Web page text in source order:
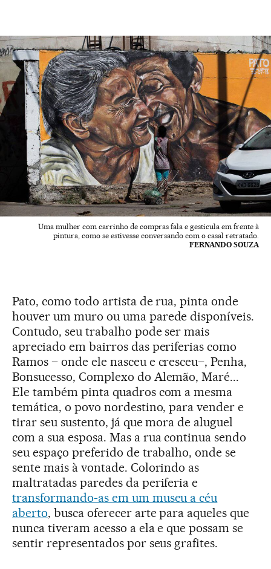
Uma mulher com carrinho de compras fala e gesticula em frente à
pintura, como se estivesse conversando com o casal retratado.
FERNANDO SOUZA
Pato, como todo artista de rua, pinta onde
houver um muro ou uma parede disponíveis.
Contudo, seu trabalho pode ser mais
apreciado em bairros das periferias como
Ramos – onde ele nasceu e cresceu–, Penha,
Bonsucesso, Complexo do Alemão, Maré...
Ele também pinta quadros com a mesma
temática, o povo nordestino, para vender e
tirar seu sustento, já que mora de aluguel
com a sua esposa. Mas a rua continua sendo
seu espaço preferido de trabalho, onde se
sente mais à vontade. Colorindo as
maltratadas paredes da periferia e
transformando-as em um museu a céu
aberto, busca oferecer arte para aqueles que
nunca tiveram acesso a ela e que possam se
sentir representados por seus grafites.